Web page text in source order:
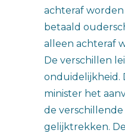
achteraf worden
betaald
alleen achteraf
De verschillen
onduidelijkheid.
minister het
de
gelijktrekken.